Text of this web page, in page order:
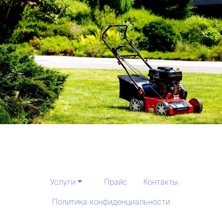
Услуги Прайс
Контакты
Политика конфиденциальности